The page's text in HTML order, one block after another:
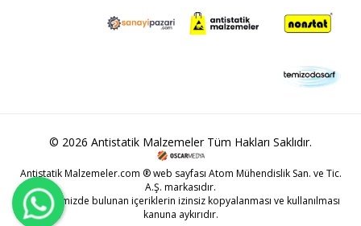
© 2026 Antistatik Malzemeler Tüm Hakları Saklıdır.
Antistatik Malzemeler.com ® web sayfası Atom Mühendislik San. ve Tic.
A.Ş. markasıdır.
Web sitemizde bulunan içeriklerin izinsiz kopyalanması ve kullanılması
kanuna aykırıdır.